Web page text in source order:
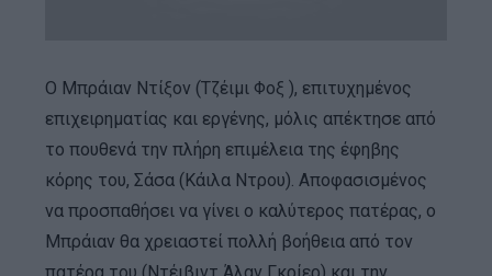
Ο Μπράιαν Ντίξον (Τζέιμι Φοξ ), επιτυχημένος
επιχειρηματίας και εργένης, μόλις απέκτησε από
το πουθενά την πλήρη επιμέλεια της έφηβης
κόρης του, Σάσα (Κάιλα Ντρου). Αποφασισμένος
να προσπαθήσει να γίνει ο καλύτερος πατέρας, ο
Μπράιαν θα χρειαστεί πολλή βοήθεια από τον